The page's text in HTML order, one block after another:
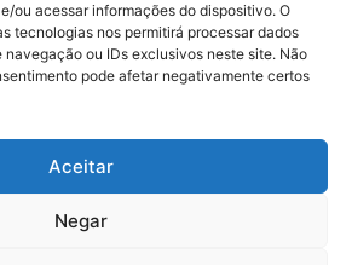
ou acessar informações do dispositivo. O
tecnologias nos permitirá processar dados
ou IDs exclusivos neste site. Não
pode afetar negativamente certos
Aceitar
Negar
9 9691-0391 (Whatsapp)
Técnico: Crysthyan Carlos
- Anadia - AL - CEP:
Brasil Notícias. Todos os
direitos reservados.